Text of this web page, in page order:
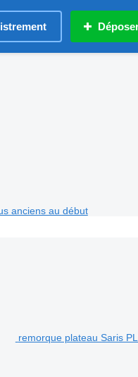
anciens au début
remorque plateau Saris